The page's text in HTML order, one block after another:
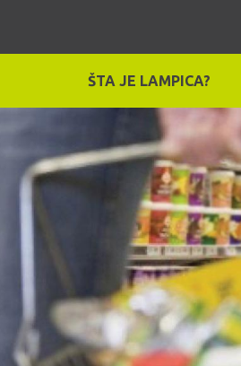
ŠTA JE LAMPICA?